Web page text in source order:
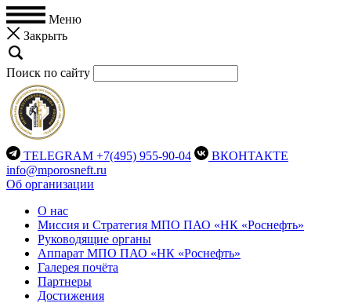
Меню
Закрыть
Поиск по сайту
TELEGRAM +7(495) 955-90-04
ВКОНТАКТЕ
info@mporosneft.ru
Об организации
О нас
Миссия и Стратегия МПО ПАО «НК «Роснефть»
Руководящие органы
Аппарат МПО ПАО «НК «Роснефть»
Галерея почёта
Партнеры
Достижения